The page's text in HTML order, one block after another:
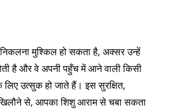
मुश्किल हो सकता है, अक्सर उन्हें
है और वे अपनी पहुँच में आने वाली किसी
उत्सुक हो जाते हैं। इस सुरक्षित,
से, आपका शिशु आराम से चबा सकता